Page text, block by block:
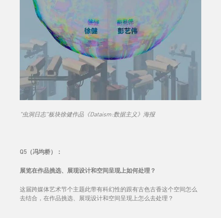
"虫洞日志"板块徐健作品《Dataism:数据主义》海报
Q5（冯均桥）：
展览在作品挑选、展现设计和空间呈现上如何处理？
这届跨媒体艺术节个主题此带有科幻性的跟有古色古香这个空间怎么
去结合，在作品挑选、展现设计和空间呈现上怎么去处理？